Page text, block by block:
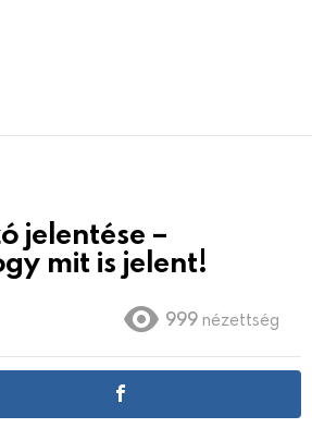
jelentése –
mit is jelent!
999 nézettség